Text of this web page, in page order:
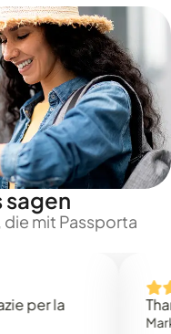
sagen
die mit Passporta
la
Thank
Mark N.